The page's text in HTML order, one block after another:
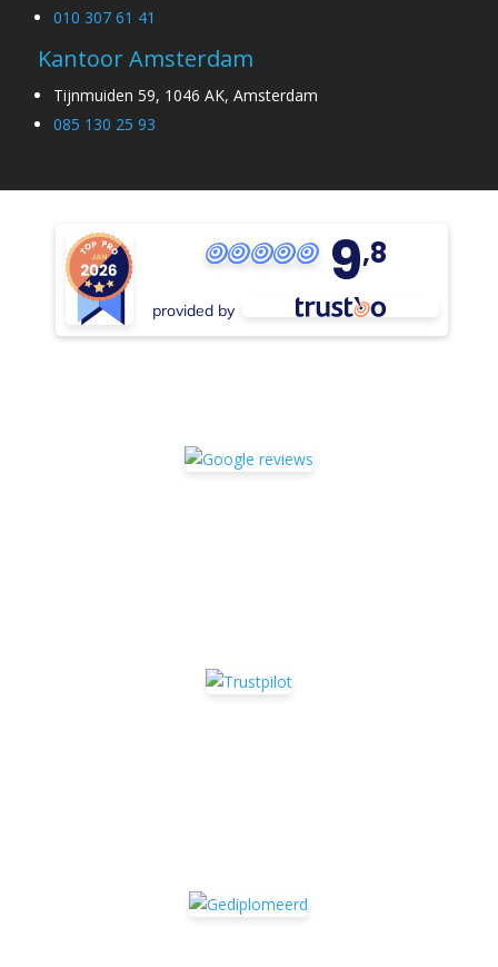
010 307 61 41
Kantoor Amsterdam
Tijnmuiden 59, 1046 AK, Amsterdam
085 130 25 93
9,8
provided by